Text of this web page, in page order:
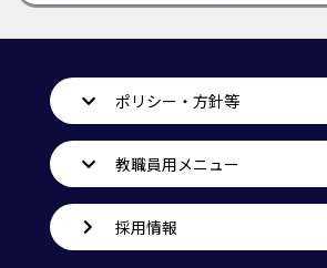
ポリシー・方針等
教職員用メニュー
採用情報